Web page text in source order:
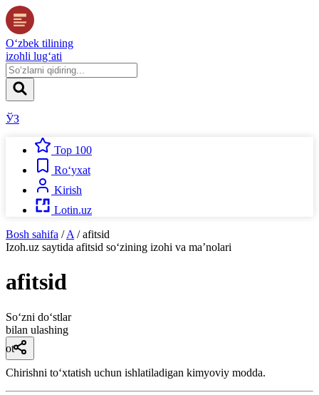
O‘zbek tilining
izohli lug‘ati
ЎЗ
Top 100
Ro‘yxat
Kirish
Lotin.uz
Bosh sahifa / A / afitsid
Izoh.uz saytida afitsid so‘zining izohi va ma’nolari
afitsid
So‘zni do‘stlar
bilan ulashing
ot
Chirishni toʻxtatish uchun ishlatiladigan kimyoviy modda.